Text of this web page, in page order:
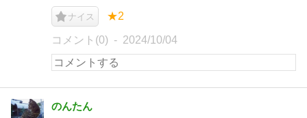
ナイス ★2
コメント(0) 2024/10/04
のんたん